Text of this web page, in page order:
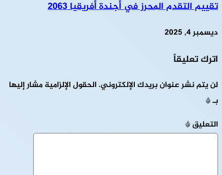
تقييم التقدم المحرز في أجندة أفريقيا 2063
ديسمبر 4, 2025
اترك تعليقاً
لن يتم نشر عنوان بريدك الإلكتروني. الحقول الإلزامية مشار إليها
بـ*
التعليق*